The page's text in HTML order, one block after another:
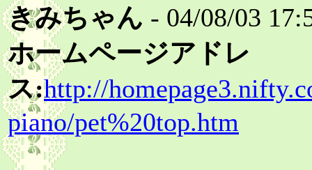
きみちゃん - 04/08/03
ホームページアドレ
ス:http://
piano/pet%20top.htm